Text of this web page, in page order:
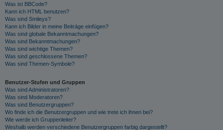
Was ist BBCode?
Kann ich HTML benutzen?
Was sind Smileys?
Kann ich Bilder in meine Beiträge einfügen?
Was sind globale Bekanntmachungen?
Was sind Bekanntmachungen?
Was sind wichtige Themen?
Was sind geschlossene Themen?
Was sind Themen-Symbole?
Benutzer-Stufen und Gruppen
Was sind Administratoren?
Was sind Moderatoren?
Was sind Benutzergruppen?
Wo finde ich die Benutzergruppen und wie trete ich ihnen bei?
Wie werde ich Gruppenleiter?
Weshalb werden verschiedene Benutzergruppen farbig dargestellt?